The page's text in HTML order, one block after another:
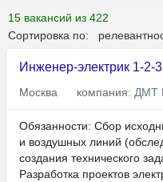
15 вакансий из 422
Сортировка по:
Инженер-электрик 1-2-3
Москва компания: ДМТ
Обязанности: Сбор
и воздушных линий
создания технического
Разработка проектов